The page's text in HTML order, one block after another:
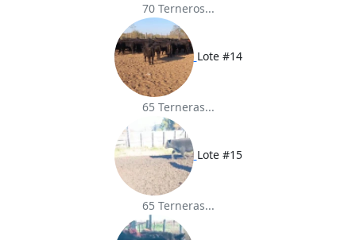
70 Terneros...
Lote #14
65 Terneras...
Lote #15
65 Terneras...